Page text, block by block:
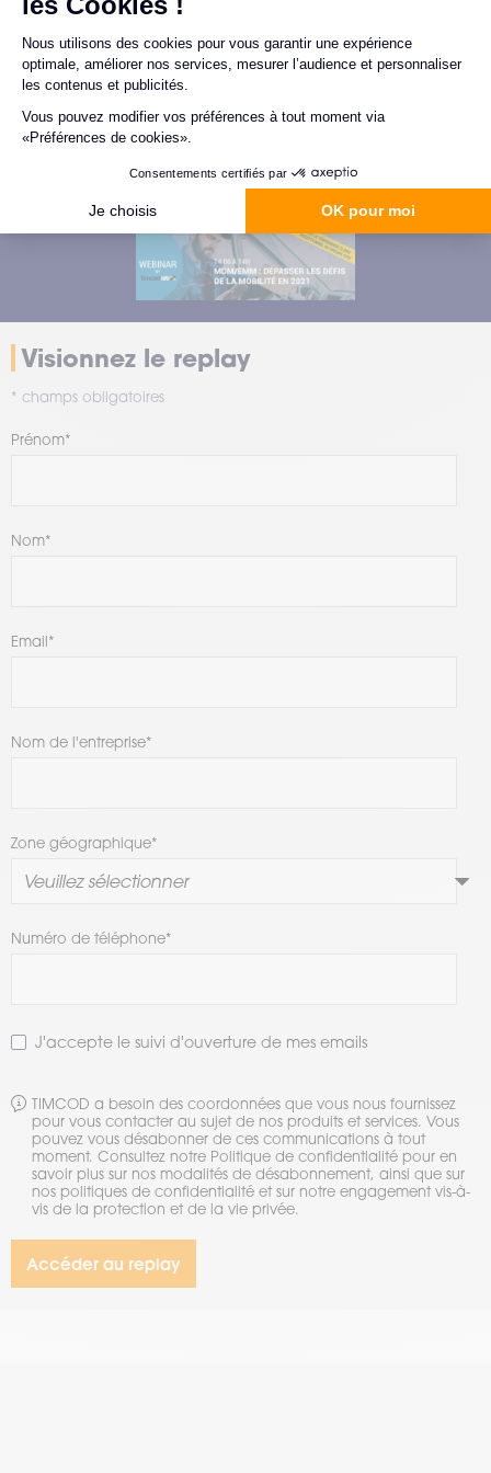
Manager - SOTI, Inc
Visionnez le replay
* champs obligatoires
Prénom*
Nom*
Email*
Nom de l'entreprise*
Zone géographique*
Numéro de téléphone*
J'accepte le suivi d'ouverture de mes emails
TIMCOD a besoin des coordonnées que vous nous fournissez
pour vous contacter au sujet de nos produits et services. Vous
pouvez vous désabonner de ces communications à tout
moment. Consultez notre Politique de confidentialité pour en
savoir plus sur nos modalités de désabonnement, ainsi que sur
nos politiques de confidentialité et sur notre engagement vis-à-
vis de la protection et de la vie privée.